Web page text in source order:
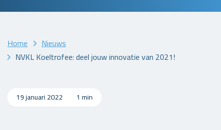
Home
Nieuws
NVKL Koeltrofee: deel jouw innovatie van 2021!
19 januari 2022 1 min